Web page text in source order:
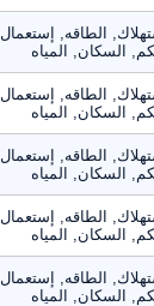
الطاقه, إستعمال
السكان, المياه
الطاقه, إستعمال
السكان, المياه
الطاقه, إستعمال
السكان, المياه
الطاقه, إستعمال
السكان, المياه
الطاقه, إستعمال
السكان, المياه